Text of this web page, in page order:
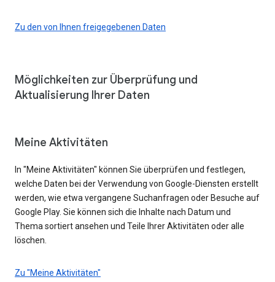
Zu den von Ihnen freigegebenen Daten
Möglichkeiten zur Überprüfung und
Aktualisierung Ihrer Daten
Meine Aktivitäten
In "Meine Aktivitäten" können Sie überprüfen und festlegen,
welche Daten bei der Verwendung von Google-Diensten erstellt
werden, wie etwa vergangene Suchanfragen oder Besuche auf
Google Play. Sie können sich die Inhalte nach Datum und
Thema sortiert ansehen und Teile Ihrer Aktivitäten oder alle
löschen.
Zu "Meine Aktivitäten"